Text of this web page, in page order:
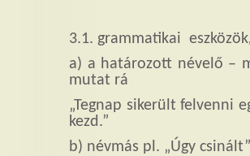
3.1. grammatikai eszközök
a) a határozott névelő –
mutat rá
„Tegnap sikerült felvenni
kezd.”
b) névmás pl. „Úgy csinált”